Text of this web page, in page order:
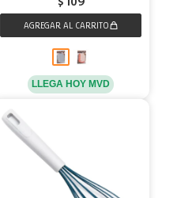
LLEGA HOY MVD